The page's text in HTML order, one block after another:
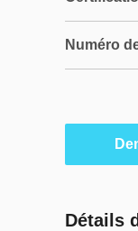
Numéro
Détails